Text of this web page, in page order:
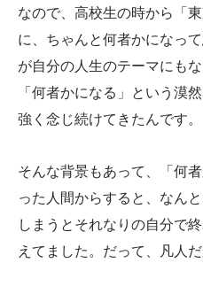
なので、高校生の時から「
に、ちゃんと何者かになっ
が自分の人生のテーマにも
「何者かになる」という漠
強く念じ続けてきたんです。
そんな背景もあって、「何
った人間からすると、なん
しまうとそれなりの自分で
えてました。だって、凡人だ